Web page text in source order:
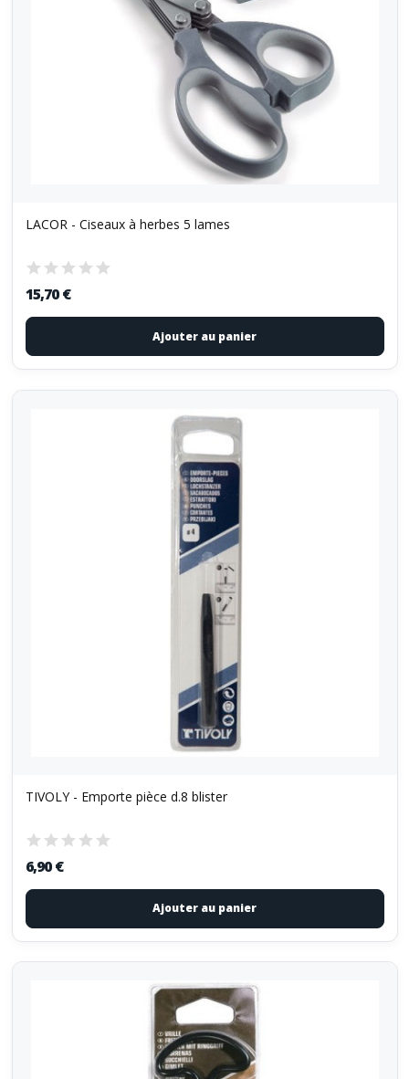
LACOR - Ciseaux à herbes 5 lames
15,70 €
Ajouter au panier
TIVOLY - Emporte pièce d.8 blister
6,90 €
Ajouter au panier